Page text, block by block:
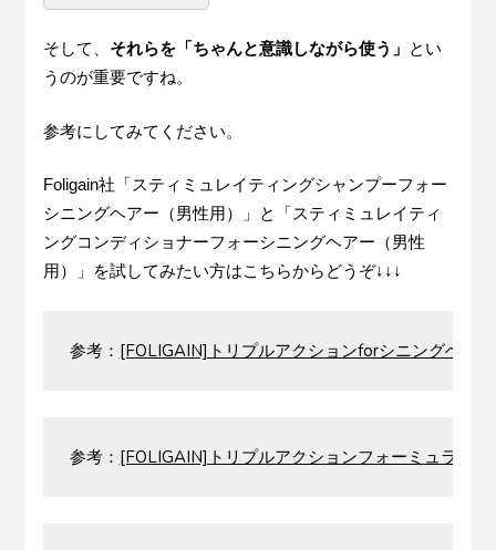
そして、 それらを「ちゃんと意識しながら使う」 とい
うのが重要ですね。
参考にしてみてください。
Foligain社「スティミュレイティングシャンプーフォー
シニングヘアー（男性用）」と「スティミュレイティ
ングコンディショナーフォーシニングヘアー（男性
用）」を試してみたい方はこちらからどうぞ↓↓↓
参考： [FOLIGAIN]トリプルアクションforシニングヘア
参考： [FOLIGAIN]トリプルアクションフォーミュラfor